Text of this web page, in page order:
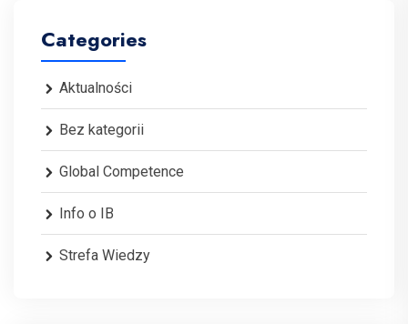
Categories
Aktualności
Bez kategorii
Global Competence
Info o IB
Strefa Wiedzy